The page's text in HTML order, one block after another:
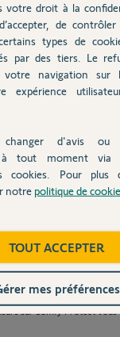
application.
Link : 0076B110C36A
l'association côté
propriétaire
aide.
au fil de
sur Somfy Protect
votre droit à la
de
types de
par des tiers. Le
votre navigation
expérience
changer d'avis ou
à tout moment
cookies. Pour plus
notre politique de
TOUT ACCEPTER
mes préférences